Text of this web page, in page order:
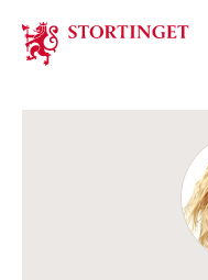
Stortinget.no